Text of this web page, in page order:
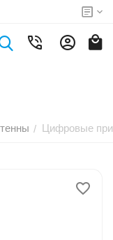
/ Цифровые